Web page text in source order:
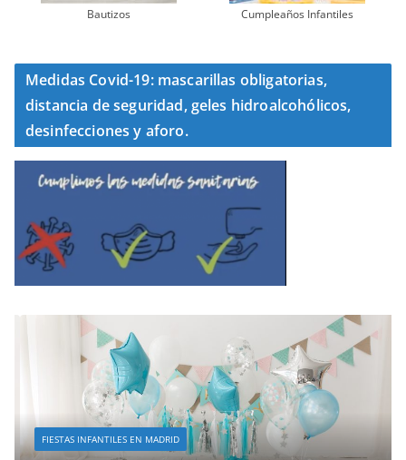
Bautizos Cumpleaños Infantiles
Medidas Covid-19: mascarillas obligatorias,
distancia de seguridad, geles hidroalcohólicos,
desinfecciones y aforo.
FIESTAS INFANTILES EN MADRID